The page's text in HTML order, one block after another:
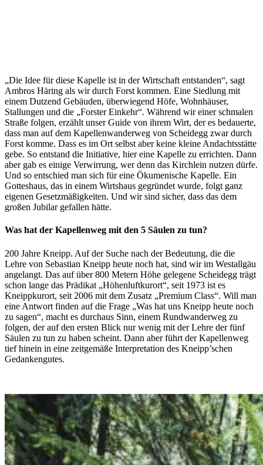
„Die Idee für diese Kapelle ist in der Wirtschaft entstanden“, sagt
Ambros Häring als wir durch Forst kommen. Eine Siedlung mit
einem Dutzend Gebäuden, überwiegend Höfe, Wohnhäuser,
Stallungen und die „Forster Einkehr“. Während wir einer schmalen
Straße folgen, erzählt unser Guide von ihrem Wirt, der es bedauerte,
dass man auf dem Kapellenwanderweg von Scheidegg zwar durch
Forst komme. Dass es im Ort selbst aber keine kleine Andachtsstätte
gebe. So entstand die Initiative, hier eine Kapelle zu errichten. Dann
aber gab es einige Verwirrung, wer denn das Kirchlein nutzen dürfe.
Und so entschied man sich für eine Ökumenische Kapelle. Ein
Gotteshaus, das in einem Wirtshaus gegründet wurde, folgt ganz
eigenen Gesetzmäßigkeiten. Und wir sind sicher, dass das dem
großen Jubilar gefallen hätte.
Was hat der Kapellenweg mit den 5 Säulen zu tun?
200 Jahre Kneipp. Auf der Suche nach der Bedeutung, die die
Lehre von Sebastian Kneipp heute noch hat, sind wir im Westallgäu
angelangt. Das auf über 800 Metern Höhe gelegene Scheidegg trägt
schon lange das Prädikat „Höhenluftkurort“, seit 1973 ist es
Kneippkurort, seit 2006 mit dem Zusatz „Premium Class“. Will man
eine Antwort finden auf die Frage „Was hat uns Kneipp heute noch
zu sagen“, macht es durchaus Sinn, einem Rundwanderweg zu
folgen, der auf den ersten Blick nur wenig mit der Lehre der fünf
Säulen zu tun zu haben scheint. Dann aber führt der Kapellenweg
tief hinein in eine zeitgemäße Interpretation des Kneipp’schen
Gedankengutes.